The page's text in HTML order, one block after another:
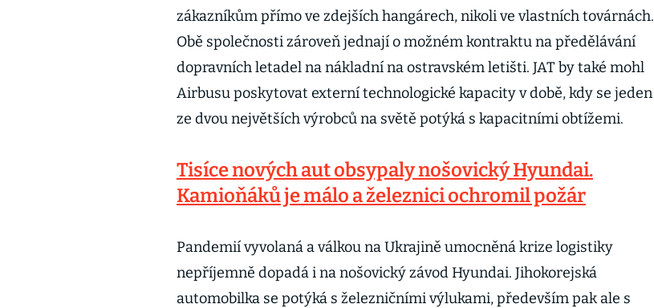
zákazníkům přímo ve zdejších hangárech, nikoli ve vlastních továrnách.
Obě společnosti zároveň jednají o možném kontraktu na předělávání
dopravních letadel na nákladní na ostravském letišti. JAT by také mohl
Airbusu poskytovat externí technologické kapacity v době, kdy se jeden
ze dvou největších výrobců na světě potýká s kapacitními obtížemi.
Tisíce nových aut obsypaly nošovický Hyundai.
Kamioňáků je málo a železnici ochromil požár
Pandemií vyvolaná a válkou na Ukrajině umocněná krize logistiky
nepříjemně dopadá i na nošovický závod Hyundai. Jihokorejská
automobilka se potýká s železničními výlukami, především pak ale s